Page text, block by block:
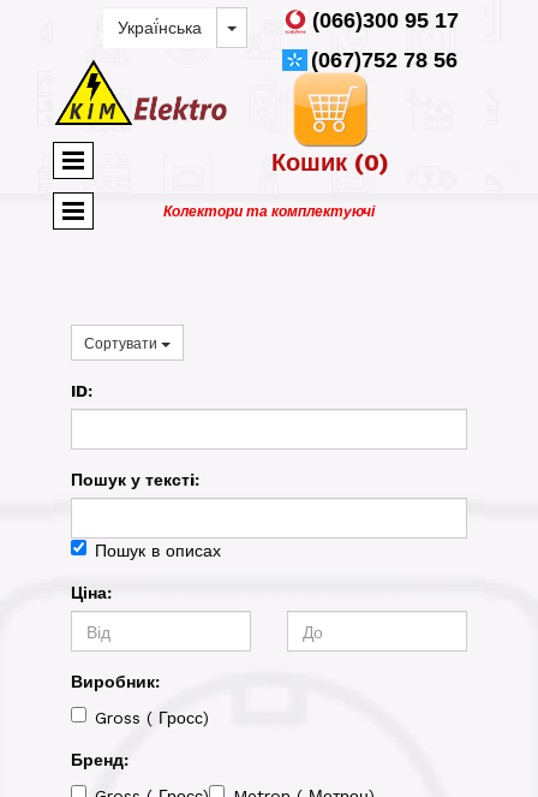
(066)300 95 17
(067)752 78 56
Кошик (0)
Колектори та комплектуючі
Сортувати
ID:
Пошук у текстi:
Пошук в описах
Ціна:
Виробник:
Gross ( Гросс)
Бренд: